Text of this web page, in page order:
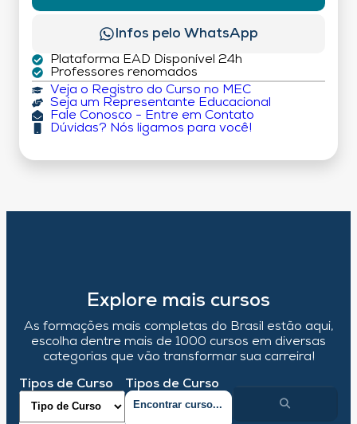
Infos pelo WhatsApp
Plataforma EAD Disponível 24h
Professores renomados
Veja o Registro do Curso no MEC
Seja um Representante Educacional
Fale Conosco - Entre em Contato
Dúvidas? Nós ligamos para você!
Explore mais cursos
As formações mais completas do Brasil estão aqui,
escolha dentre mais de 1000 cursos em diversas
categorias que vão transformar sua carreira!
Tipos de Curso Tipos de Curso